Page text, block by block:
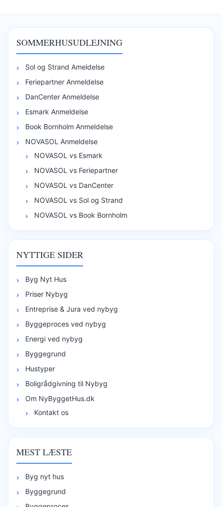
SOMMERHUSUDLEJNING
Sol og Strand Ameldelse
Feriepartner Anmeldelse
DanCenter Anmeldelse
Esmark Anmeldelse
Book Bornholm Anmeldelse
NOVASOL Anmeldelse
NOVASOL vs Esmark
NOVASOL vs Feriepartner
NOVASOL vs DanCenter
NOVASOL vs Sol og Strand
NOVASOL vs Book Bornholm
NYTTIGE SIDER
Byg Nyt Hus
Priser Nybyg
Entreprise & Jura ved nybyg
Byggeproces ved nybyg
Energi ved nybyg
Byggegrund
Hustyper
Boligrådgivning til Nybyg
Om NyByggetHus.dk
Kontakt os
MEST LÆSTE
Byg nyt hus
Byggegrund